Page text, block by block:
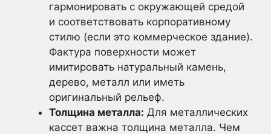
гармонировать с окружающей средой
и соответствовать корпоративному
стилю (если это коммерческое здание).
Фактура поверхности может
имитировать натуральный камень,
дерево, металл или иметь
оригинальный рельеф.
Толщина металла: Для металлических
кассет важна толщина металла. Чем